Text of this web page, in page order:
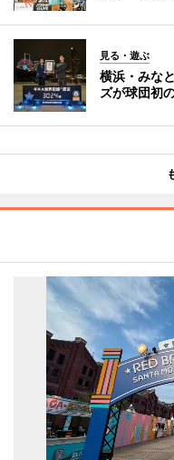
見る・遊ぶ
横浜・みな
ズが球団初